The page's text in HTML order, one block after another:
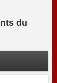
du